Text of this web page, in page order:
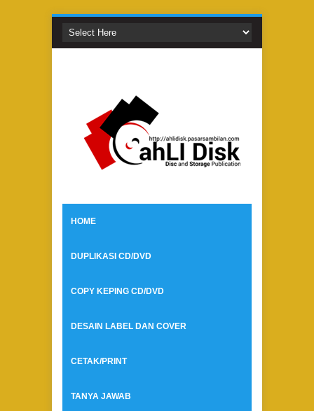
HOME
DUPLIKASI CD/DVD
COPY KEPING CD/DVD
DESAIN LABEL DAN COVER
CETAK/PRINT
TANYA JAWAB